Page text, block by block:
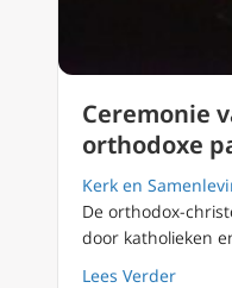
Ceremonie
orthodoxe
Kerk en
De orthodox-
door katholieken
Lees Verderabout